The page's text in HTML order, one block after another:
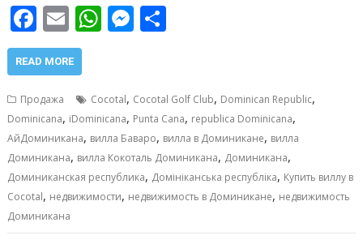
F
ac
e
b
o
o
k
E
m
ai
W
s
A
p
p
M
e
n
g
er
р
а
в
и
т
ь
READ MORE
Продажа Cocotal, Cocotal Golf Club, Dominican Republic,
Dominicana, iDominicana, Punta Cana, republica Dominicana,
АйДоминикана, вилла Баваро, вилла в Доминикане, вилла
Доминикана, вилла Кокоталь Доминикана, Доминикана,
Доминиканская республика, Домініканська республіка, Купить виллу в
Cocotal, недвижимости, недвижимость в Доминикане, недвижимость
Доминикана